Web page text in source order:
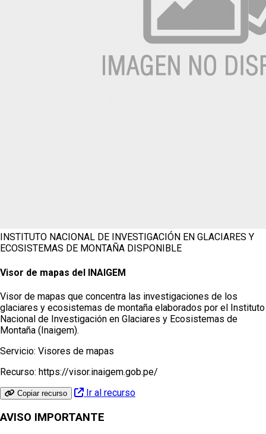
INSTITUTO NACIONAL DE INVESTIGACIÓN EN GLACIARES Y
ECOSISTEMAS DE MONTAÑA DISPONIBLE
Visor de mapas del INAIGEM
Visor de mapas que concentra las investigaciones de los
glaciares y ecosistemas de montaña elaborados por el Instituto
Nacional de Investigación en Glaciares y Ecosistemas de
Montaña (Inaigem).
Servicio: Visores de mapas
Recurso: https://visor.inaigem.gob.pe/
Copiar recurso Ir al recurso
AVISO IMPORTANTE